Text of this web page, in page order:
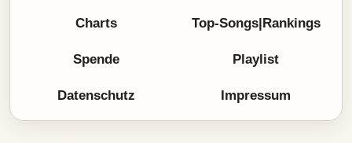
Charts Top-Songs|Rankings
Spende Playlist
Datenschutz Impressum